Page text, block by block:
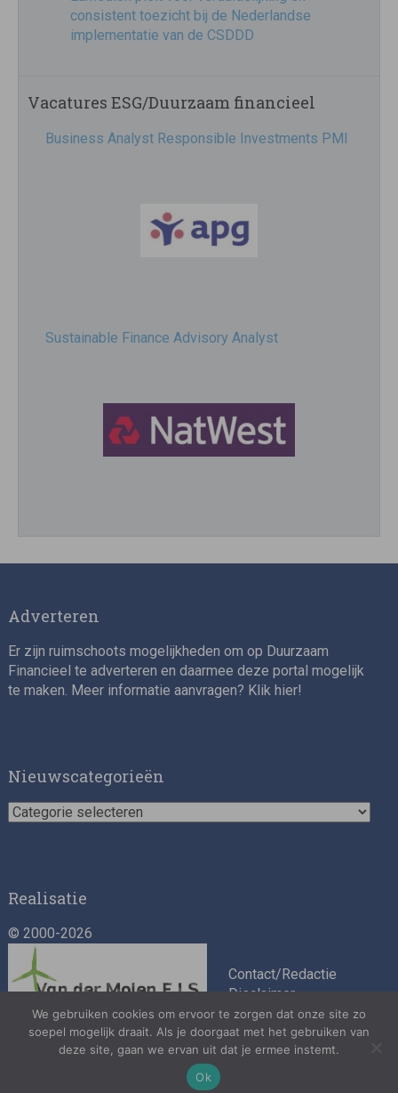
consistent toezicht bij de Nederlandse
implementatie van de CSDDD
Vacatures ESG/Duurzaam financieel
Business Analyst Responsible Investments PMI
Sustainable Finance Advisory Analyst
Director, Impact Investing
Asset Management Internship – Responsible
Adverteren
Er zijn ruimschoots mogelijkheden om op Duurzaam
Financieel te adverteren en daarmee deze portal mogelijk
te maken. Meer informatie aanvragen? Klik hier!
Nieuwscategorieën
Nieuwscategorieën
Realisatie
© 2000-2026
Contact/Redactie
Disclaimer
Algemene
voorwaarden
Privacybeleid
We gebruiken cookies om ervoor te zorgen dat onze site zo
soepel mogelijk draait. Als je doorgaat met het gebruiken van
deze site, gaan we ervan uit dat je ermee instemt.
Ok